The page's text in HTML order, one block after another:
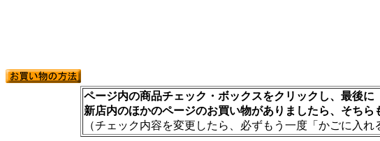
ページ内の商品チェック・ボックスをクリックし、最後
新店内のほかのページのお買い物がありましたら、そち
（チェック内容を変更したら、必ずもう一度「かごに入